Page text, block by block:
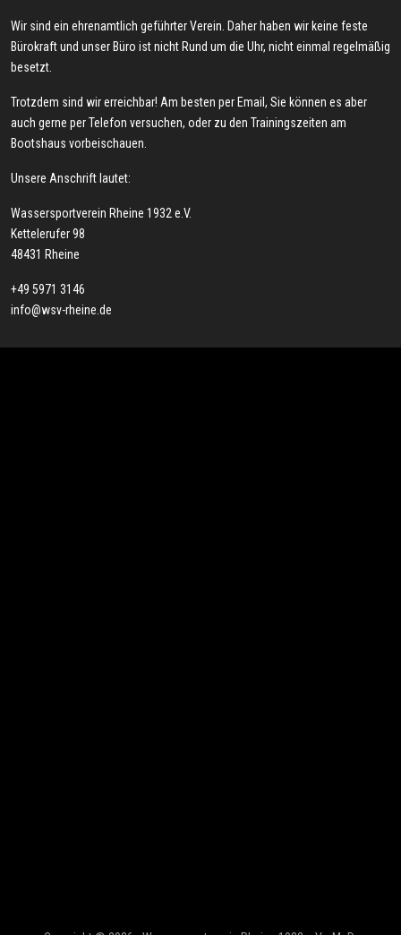
Wir sind ein ehrenamtlich geführter Verein. Daher haben wir keine feste
Bürokraft und unser Büro ist nicht Rund um die Uhr, nicht einmal regelmäßig
besetzt.
Trotzdem sind wir erreichbar! Am besten per Email, Sie können es aber
auch gerne per Telefon versuchen, oder zu den Trainingszeiten am
Bootshaus vorbeischauen.
Unsere Anschrift lautet:
Wassersportverein Rheine 1932 e.V.
Kettelerufer 98
48431 Rheine
+49 5971 3146
info@wsv-rheine.de